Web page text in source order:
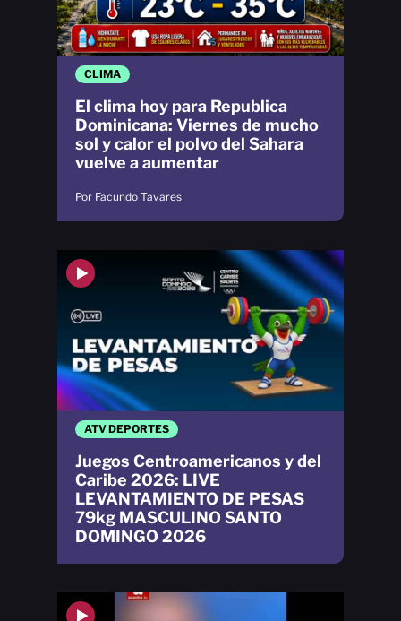
CLIMA
El clima hoy para Republica
Dominicana: Viernes de mucho
sol y calor el polvo del Sahara
vuelve a aumentar
Por Facundo Tavares
ATV DEPORTES
Juegos Centroamericanos y del
Caribe 2026: LIVE
LEVANTAMIENTO DE PESAS
79kg MASCULINO SANTO
DOMINGO 2026